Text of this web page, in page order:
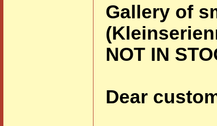
Gallery of
NOT IN
Dear